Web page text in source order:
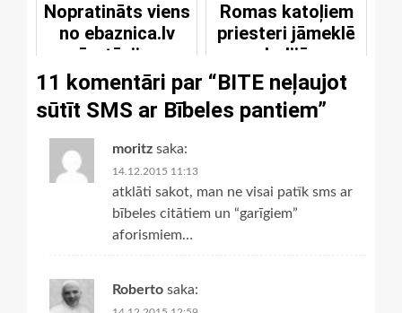
Nopratināts viens
no ebaznica.lv
pārstāvjiem
Romas katoļiem
priesteri jāmeklē
Indijā
11 komentāri par “BITE neļaujot
sūtīt SMS ar Bībeles pantiem”
moritz saka:
14.12.2015 11:13
atklāti sakot, man ne visai patīk sms ar
bībeles citātiem un “garīgiem”
aforismiem…
Roberto saka: